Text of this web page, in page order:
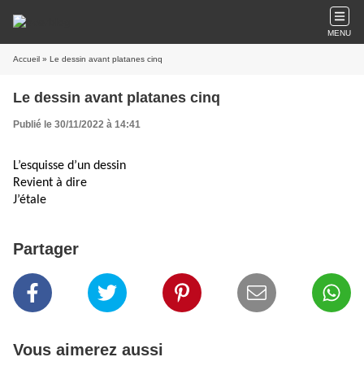
MENU
Accueil » Le dessin avant platanes cinq
Le dessin avant platanes cinq
Publié le 30/11/2022 à 14:41
L’esquisse d’un dessin
Revient à dire
J’étale
Partager
Vous aimerez aussi